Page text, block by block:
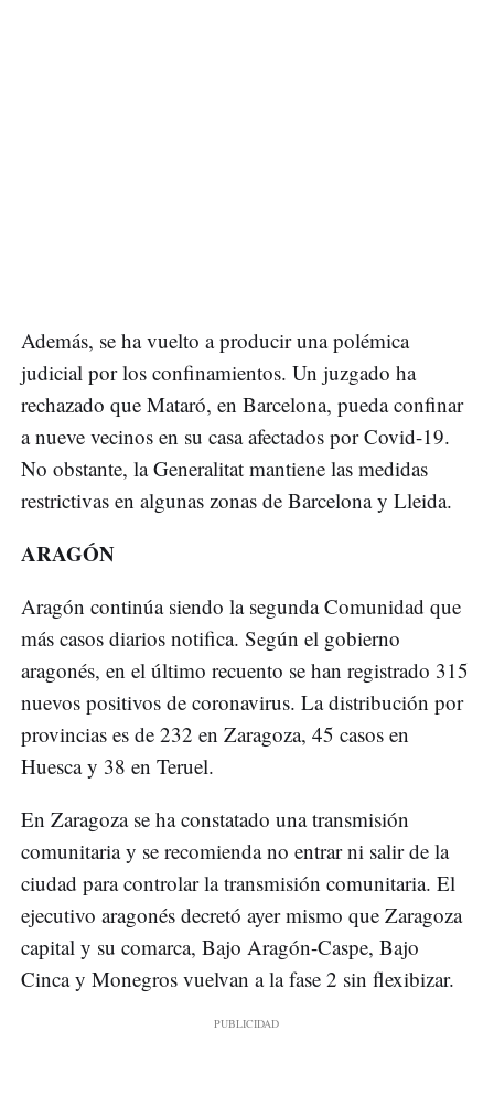
Además, se ha vuelto a producir una polémica
judicial por los confinamientos. Un juzgado ha
rechazado que Mataró, en Barcelona, pueda confinar
a nueve vecinos en su casa afectados por Covid-19.
No obstante, la Generalitat mantiene las medidas
restrictivas en algunas zonas de Barcelona y Lleida.
ARAGÓN
Aragón continúa siendo la segunda Comunidad que
más casos diarios notifica. Según el gobierno
aragonés, en el último recuento se han registrado 315
nuevos positivos de coronavirus. La distribución por
provincias es de 232 en Zaragoza, 45 casos en
Huesca y 38 en Teruel.
En Zaragoza se ha constatado una transmisión
comunitaria y se recomienda no entrar ni salir de la
ciudad para controlar la transmisión comunitaria. El
ejecutivo aragonés decretó ayer mismo que Zaragoza
capital y su comarca, Bajo Aragón-Caspe, Bajo
Cinca y Monegros vuelvan a la fase 2 sin flexibizar.